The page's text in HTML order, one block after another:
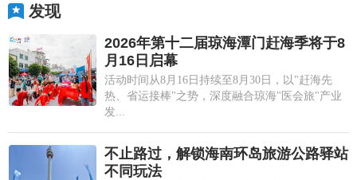
发现
2026年第十二届琼海潭门赶海季将于8
月16日启幕
活动时间从8月16日持续至8月30日，以"赶海先
热、省运接棒"之势，深度融合琼海"医会旅"产业
发...
不止路过，解锁海南环岛旅游公路驿站
不同玩法